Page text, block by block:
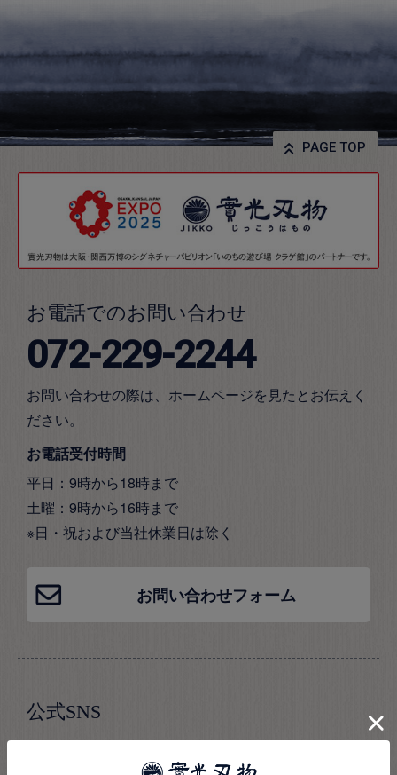
PAGE TOP
お電話でのお問い合わせ
072-229-2244
お問い合わせの際は、ホームページを見たとお伝えく
ださい。
お電話受付時間
平日：9時から18時まで
土曜：9時から16時まで
※日・祝および当社休業日は除く
お問い合わせフォーム
公式SNS